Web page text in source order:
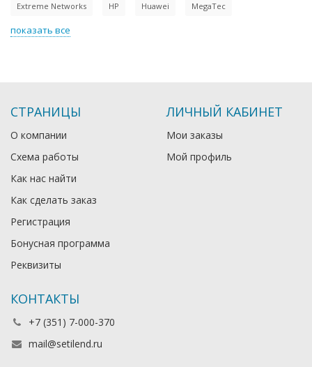
Extreme Networks HP Huawei MegaTec
показать все
СТРАНИЦЫ
О компании
Схема работы
Как нас найти
Как сделать заказ
Регистрация
Бонусная программа
Реквизиты
ЛИЧНЫЙ КАБИНЕТ
Мои заказы
Мой профиль
КОНТАКТЫ
+7 (351) 7-000-370
mail@setilend.ru